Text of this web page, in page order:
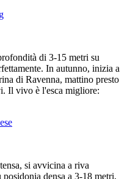
di 3-15 metri su
In autunno, inizia a
di Ravenna, mattino presto
Il vivo è l'esca migliore:
si avvicina a riva
densa a 3-18 metri,